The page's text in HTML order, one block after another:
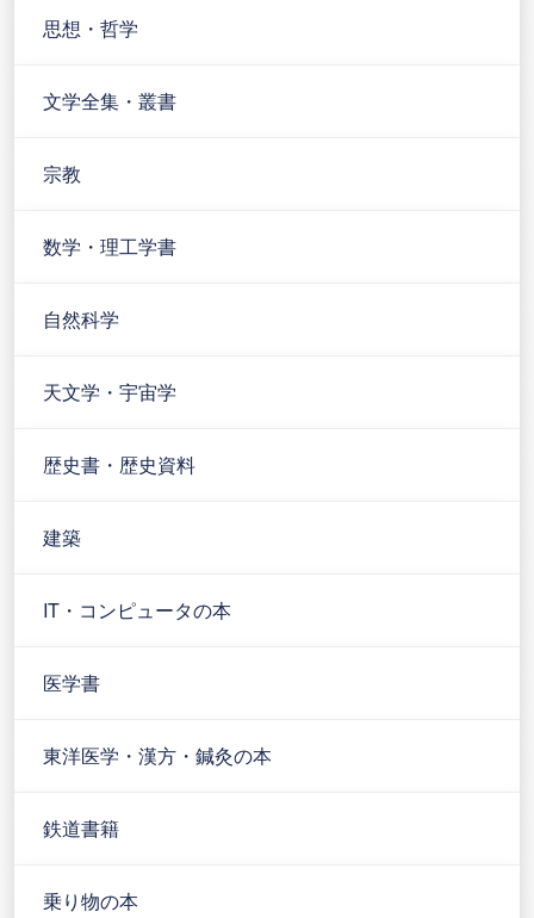
思想・哲学
文学全集・叢書
宗教
数学・理工学書
自然科学
天文学・宇宙学
歴史書・歴史資料
建築
IT・コンピュータの本
医学書
東洋医学・漢方・鍼灸の本
鉄道書籍
乗り物の本